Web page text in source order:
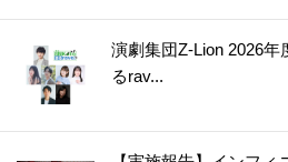
演劇集団Z-Lion 2026
るrav...